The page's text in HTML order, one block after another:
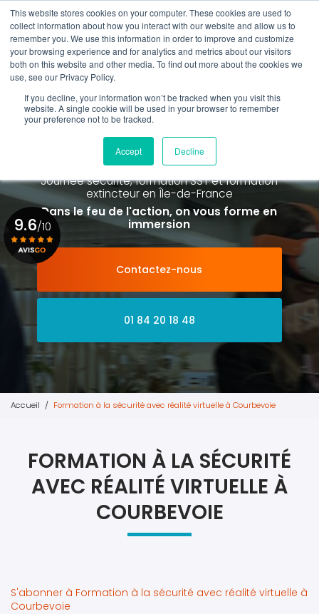
This website stores cookies on your computer. These cookies are used to
collect information about how you interact with our website and allow us to
remember you. We use this information in order to improve and customize
your browsing experience and for analytics and metrics about our visitors
both on this website and other media. To find out more about the cookies we
use, see our Privacy Policy.
If you decline, your information won’t be tracked when you visit this
website. A single cookie will be used in your browser to remember
your preference not to be tracked.
Accept Decline
Aller
au
contenu
principal
01 84 20 18 48
Rappel gratuit
Spécialiste de la formation SST et
de la Formation Incendie
à Paris La Défense depuis 2015
Journée sécurité, formation SST et formation
extincteuren Île-de-France
Dans le feu de l'action, on vous forme en
immersion
Contactez-nous
01 84 20 18 48
9.6/10
Voir le certificat
Accueil Formation à la sécurité avec réalité virtuelle à Courbevoie
FORMATION À LA SÉCURITÉ
AVEC RÉALITÉ VIRTUELLE À
COURBEVOIE
S'abonner à Formation à la sécurité avec réalité virtuelle à
Courbevoie